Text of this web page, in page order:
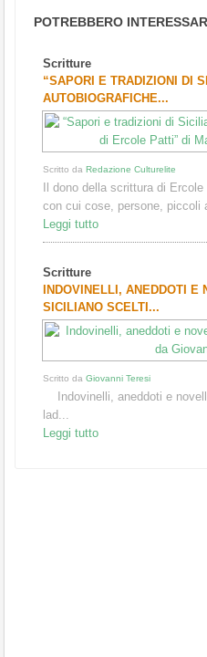
POTREBBERO
Scritture
“SAPORI E TRADIZIONI DI
AUTOBIOGRAFICHE...
Scritto da Redazione Culturelite
Il dono della scrittura di
con cui cose, persone, piccoli
Leggi tutto
Scritture
INDOVINELLI, ANEDDOTI
SICILIANO SCELTI...
Scritto da Giovanni Teresi
Indovinelli, aneddoti e
lad...
Leggi tutto